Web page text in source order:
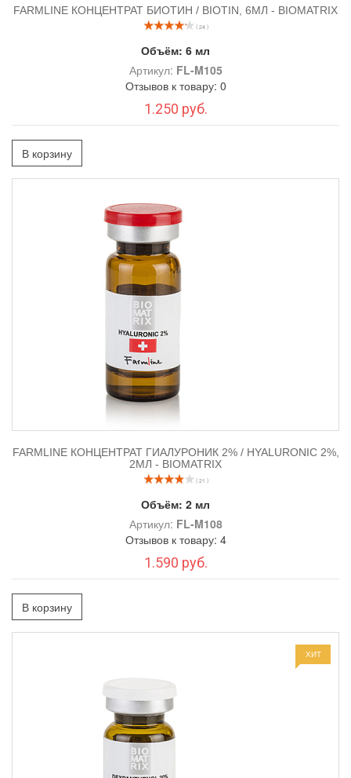
FARMLINE КОНЦЕНТРАТ БИОТИН / BIOTIN, 6МЛ - BIOMATRIX
( 24 )
Объём: 6 мл
Артикул: FL-M105
Отзывов к товару: 0
1.250 руб.
В корзину
FARMLINE КОНЦЕНТРАТ ГИАЛУРОНИК 2% / HYALURONIC 2%,
2МЛ - BIOMATRIX
( 21 )
Объём: 2 мл
Артикул: FL-M108
Отзывов к товару: 4
1.590 руб.
В корзину
ХИТ